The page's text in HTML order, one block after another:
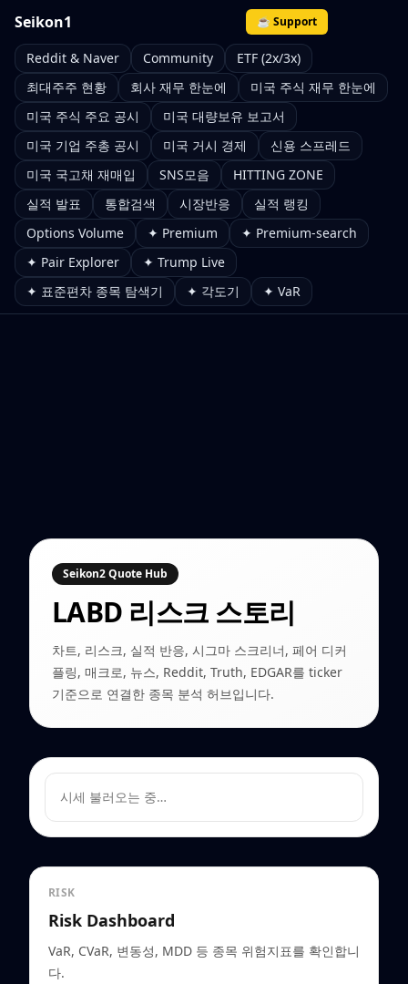
Seikon1 ☕ Support
Reddit & Naver Community
ETF (2x/3x)
최대주주 현황
회사 재무 한눈에
미국 주식 재무 한눈에
미국 주식 주요 공시
미국 대량보유 보고서
미국 기업 주총 공시
미국 거시 경제
신용 스프레드
미국 국고채 재매입
SNS모음
HITTING ZONE
실적 발표
통합검색 시장반응
실적 랭킹
Options Volume
✦ Premium
✦ Premium-search
✦ Pair Explorer
✦ Trump Live
✦ 표준편차 종목 탐색기
✦ 각도기 ✦ VaR
Seikon2 Quote Hub
LABD 리스크 스토리
차트, 리스크, 실적 반응, 시그마 스크리너, 페어 디커
플링, 매크로, 뉴스, Reddit, Truth, EDGAR를 ticker
기준으로 연결한 종목 분석 허브입니다.
시세 불러오는 중…
RISK
Risk Dashboard
VaR, CVaR, 변동성, MDD 등 종목 위험지표를 확인합니
다.